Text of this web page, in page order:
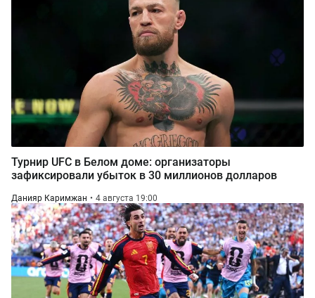
Турнир UFC в Белом доме: организаторы
зафиксировали убыток в 30 миллионов долларов
Данияр Каримжан 4 августа 19:00